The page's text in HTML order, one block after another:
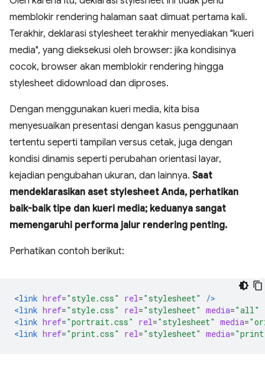
memblokir rendering halaman saat dimuat pertama kali.
Terakhir, deklarasi stylesheet terakhir menyediakan "kueri
media", yang dieksekusi oleh browser: jika kondisinya
cocok, browser akan memblokir rendering hingga
stylesheet didownload dan diproses.
Dengan menggunakan kueri media, kita bisa
menyesuaikan presentasi dengan kasus penggunaan
tertentu seperti tampilan versus cetak, juga dengan
kondisi dinamis seperti perubahan orientasi layar,
kejadian pengubahan ukuran, dan lainnya. Saat
mendeklarasikan aset stylesheet Anda, perhatikan
baik-baik tipe dan kueri media; keduanya sangat
memengaruhi performa jalur rendering penting.
Perhatikan contoh berikut:
<link href="style.css" rel="stylesheet"
/>
<link href="style.css" rel="stylesheet" media="all"
<link href="portrait.css" rel="stylesheet" media=
<link href="print.css" rel="stylesheet" media=